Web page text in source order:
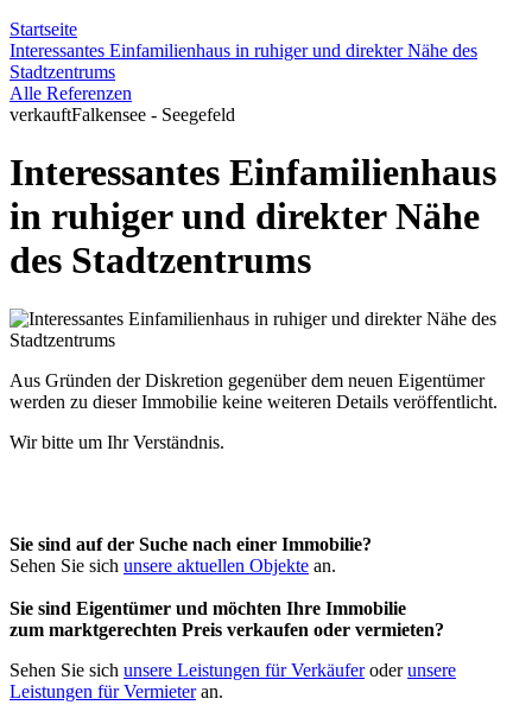
Startseite
Interessantes Einfamilienhaus in ruhiger und direkter Nähe des
Stadtzentrums
Alle Referenzen
verkauftFalkensee - Seegefeld
Interessantes Einfamilienhaus
in ruhiger und direkter Nähe
des Stadtzentrums
Aus Gründen der Diskretion gegenüber dem neuen Eigentümer
werden zu dieser Immobilie keine weiteren Details veröffentlicht.
Wir bitte um Ihr Verständnis.
Sie sind auf der Suche nach einer Immobilie?
Sehen Sie sich unsere aktuellen Objekte an.
Sie sind Eigentümer und möchten Ihre Immobilie
zum marktgerechten Preis verkaufen oder vermieten?
Sehen Sie sich unsere Leistungen für Verkäuferoderunsere
Leistungen für Vermieteran.